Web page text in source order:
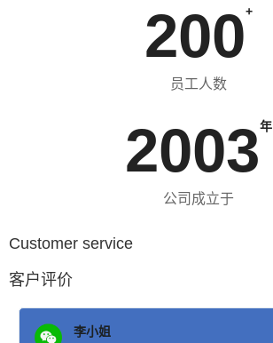
200+
员工人数
2003年
公司成立于
Customer service
客户评价
马杰克